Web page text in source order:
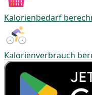
Kalorienbedarf
Kalorienverbrauch